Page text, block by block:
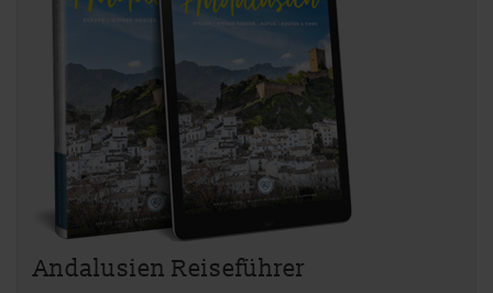
Andalusien Reiseführer